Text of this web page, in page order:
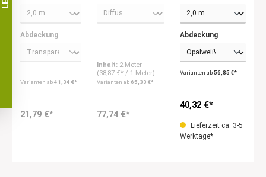
Abdeckung
Varianten ab41,34 €*
21,79 €*
Inhalt: 2 Meter
(38,87 €* / 1 Meter)
Varianten ab65,33 €*
77,74 €*
Abdeckung
Varianten ab56,85 €*
40,32 €*
Lieferzeit ca. 3-5
Werktage*